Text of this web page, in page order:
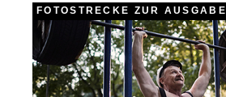
FOTOSTRECKE ZUR AUSGABE